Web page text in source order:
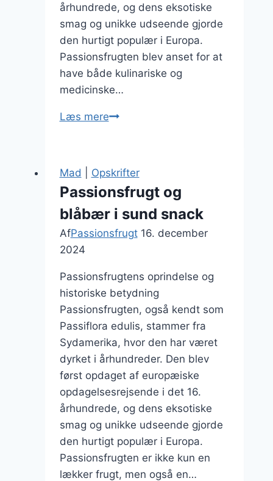
århundrede, og dens eksotiske
smag og unikke udseende gjorde
den hurtigt populær i Europa.
Passionsfrugten blev anset for at
have både kulinariske og
medicinske…
Læs merePassionsfrugt
Mad Opskrifter
Passionsfrugt og
blåbær i sund snack
AfPassionsfrugt 16. december
2024
Passionsfrugtens oprindelse og
historiske betydning
Passionsfrugten, også kendt som
Passiflora edulis, stammer fra
Sydamerika, hvor den har været
dyrket i århundreder. Den blev
først opdaget af europæiske
opdagelsesrejsende i det 16.
århundrede, og dens eksotiske
smag og unikke udseende gjorde
den hurtigt populær i Europa.
Passionsfrugten er ikke kun en
lækker frugt, men også en…